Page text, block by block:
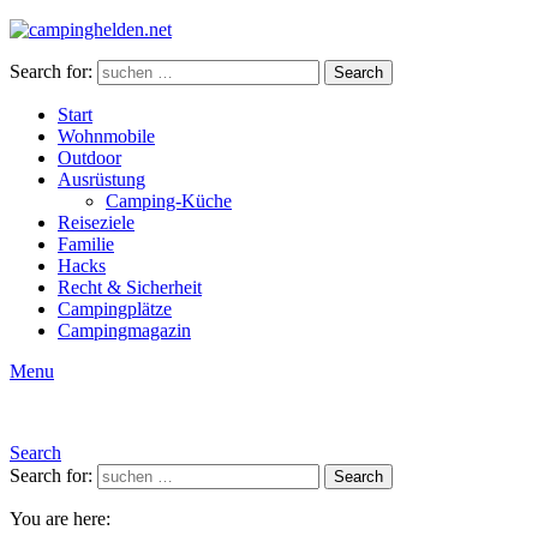
Search for: Search
Start
Wohnmobile
Outdoor
Ausrüstung
Camping-Küche
Reiseziele
Familie
Hacks
Recht & Sicherheit
Campingplätze
Campingmagazin
Menu
Search
Search for:
Search
You are here: